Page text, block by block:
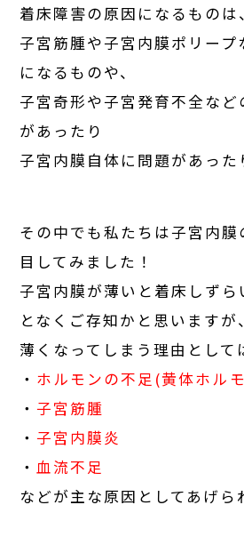
着床障害の原因になるものは
子宮筋腫や子宮内膜ポリープ
になるものや、
子宮奇形や子宮発育不全な
があったり
子宮内膜自体に問題があった
その中でも私たちは子宮内
目してみました！
子宮内膜が薄いと着床しず
となくご存知かと思いますが、
薄くなってしまう理由として
・ ホルモンの不足(黄体ホル
・子宮筋腫
・子宮内膜炎
・血流不足
などが主な原因としてあげら